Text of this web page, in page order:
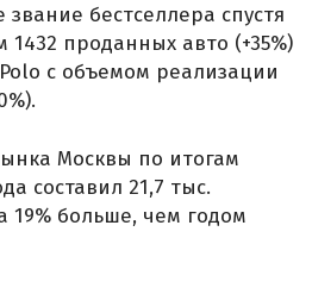
бестселлера спустя
1432 проданных авто (+35%)
с объемом реализации
Москвы по итогам
составил 21,7 тыс.
19% больше, чем годом